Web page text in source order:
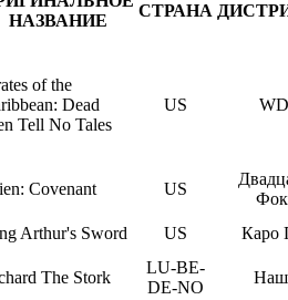
НАЗВАНИЕ
СТРАНА
of the
Dead
Tell No Tales
US
Covenant US
Arthur's Sword US Каро
The Stork
LU-BE-
DE-NO